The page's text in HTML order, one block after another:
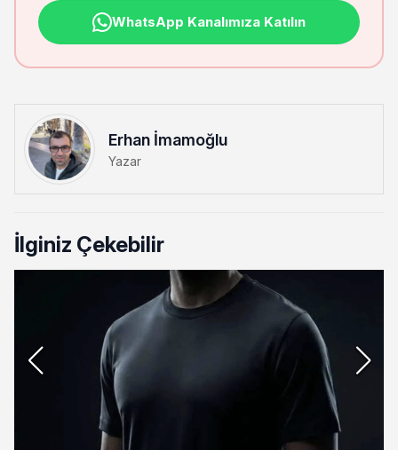
WhatsApp Kanalımıza Katılın
Erhan İmamoğlu
Yazar
İlginiz Çekebilir